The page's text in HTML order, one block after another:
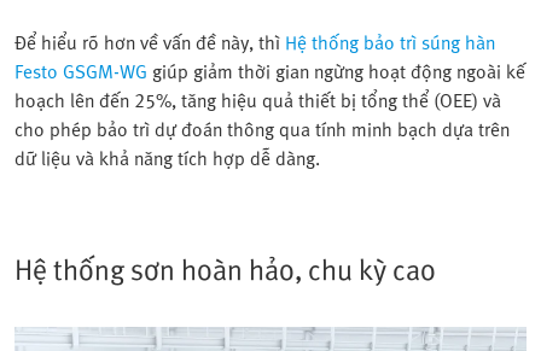
Để hiểu rõ hơn về vấn đề này, thì Hệ thống bảo trì súng hàn
Festo GSGM-WG giúp giảm thời gian ngừng hoạt động ngoài kế
hoạch lên đến 25%, tăng hiệu quả thiết bị tổng thể (OEE) và
cho phép bảo trì dự đoán thông qua tính minh bạch dựa trên
dữ liệu và khả năng tích hợp dễ dàng.
Hệ thống sơn hoàn hảo, chu kỳ cao